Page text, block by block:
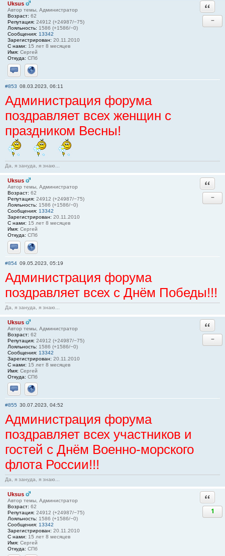
Uksus
Автор темы, Администратор
Возраст: 62
Репутация: 24912 (+24987/−75)
Лояльность: 1586 (+1586/−0)
Сообщения: 13342
Зарегистрирован: 20.11.2010
С нами: 15 лет 8 месяцев
Имя: Сергей
Откуда: СПб
Отправить личное сообщение
Сайт
−
#853 08.03.2023, 06:11
Администрация форума
поздравляет всех женщин с
праздником Весны!
Да, я зануда, я знаю...
Uksus
Автор темы, Администратор
Возраст: 62
Репутация: 24912 (+24987/−75)
Лояльность: 1586 (+1586/−0)
Сообщения: 13342
Зарегистрирован: 20.11.2010
С нами: 15 лет 8 месяцев
Имя: Сергей
Откуда: СПб
Отправить личное сообщение
Сайт
−
#854 09.05.2023, 05:19
Администрация форума
поздравляет всех с Днём Победы!!!
Да, я зануда, я знаю...
Uksus
Автор темы, Администратор
Возраст: 62
Репутация: 24912 (+24987/−75)
Лояльность: 1586 (+1586/−0)
Сообщения: 13342
Зарегистрирован: 20.11.2010
С нами: 15 лет 8 месяцев
Имя: Сергей
Откуда: СПб
Отправить личное сообщение
Сайт
−
#855 30.07.2023, 04:52
Администрация форума
поздравляет всех участников и
гостей с Днём Военно-морского
флота России!!!
Да, я зануда, я знаю...
Uksus
Автор темы, Администратор
Возраст: 62
Репутация: 24912 (+24987/−75)
Лояльность: 1586 (+1586/−0)
Сообщения: 13342
Зарегистрирован: 20.11.2010
С нами: 15 лет 8 месяцев
Имя: Сергей
Откуда: СПб
1